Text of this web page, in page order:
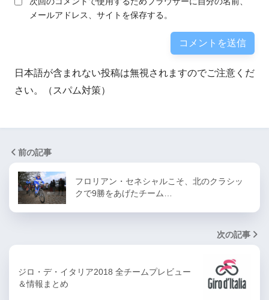
メールアドレス、サイトを保存する。
日本語が含まれない投稿は無視されますのでご注意くだ
さい。（スパム対策）
前の記事
フロリアン・セネシャルこそ、北のクラシッ
クで9勝をあげたチーム…
次の記事
ジロ・デ・イタリア2018 全チームプレビュー
＆情報まとめ